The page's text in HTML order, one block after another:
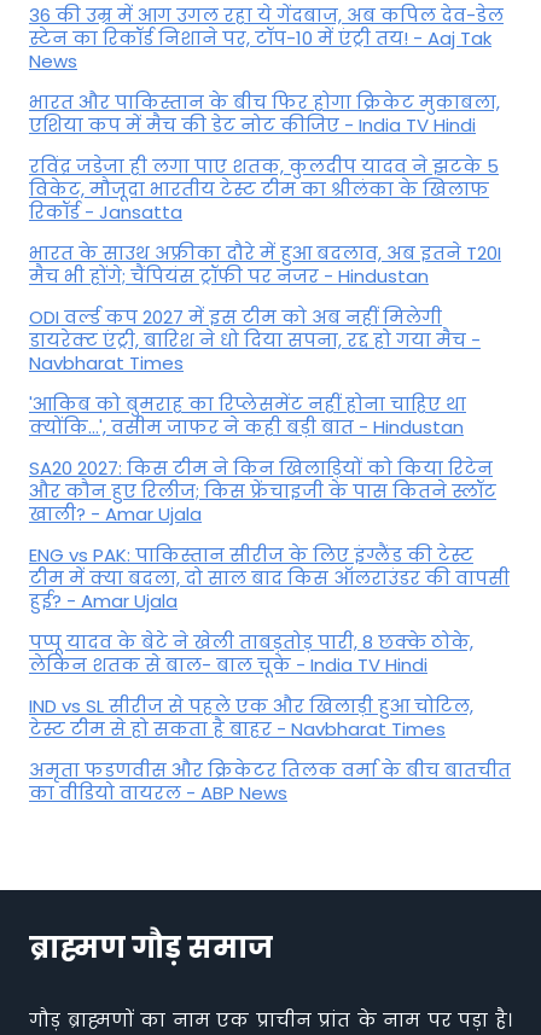
36 की उम्र में आग उगल रहा ये गेंदबाज, अब कपिल देव-डेल
स्टेन का रिकॉर्ड निशाने पर, टॉप-10 में एंट्री तय! - Aaj Tak
News
भारत और पाकिस्तान के बीच फिर होगा क्रिकेट मुकाबला,
एशिया कप में मैच की डेट नोट कीजिए - India TV Hindi
रविंद्र जडेजा ही लगा पाए शतक, कुलदीप यादव ने झटके 5
विकेट, मौजूदा भारतीय टेस्ट टीम का श्रीलंका के खिलाफ
रिकॉर्ड - Jansatta
भारत के साउथ अफ्रीका दौरे में हुआ बदलाव, अब इतने T20I
मैच भी होंगे; चैंपियंस ट्रॉफी पर नजर - Hindustan
ODI वर्ल्ड कप 2027 में इस टीम को अब नहीं मिलेगी
डायरेक्ट एंट्री, बारिश ने धो दिया सपना, रद्द हो गया मैच -
Navbharat Times
'आकिब को बुमराह का रिप्लेसमेंट नहीं होना चाहिए था
क्योंकि...', वसीम जाफर ने कही बड़ी बात - Hindustan
SA20 2027: किस टीम ने किन खिलाड़ियों को किया रिटेन
और कौन हुए रिलीज; किस फ्रेंचाइजी के पास कितने स्लॉट
खाली? - Amar Ujala
ENG vs PAK: पाकिस्तान सीरीज के लिए इंग्लैंड की टेस्ट
टीम में क्या बदला, दो साल बाद किस ऑलराउंडर की वापसी
हुई? - Amar Ujala
पप्पू यादव के बेटे ने खेली ताबड़तोड़ पारी, 8 छक्के ठोके,
लेकिन शतक से बाल- बाल चूके - India TV Hindi
IND vs SL सीरीज से पहले एक और खिलाड़ी हुआ चोटिल,
टेस्ट टीम से हो सकता है बाहर - Navbharat Times
अमृता फडणवीस और क्रिकेटर तिलक वर्मा के बीच बातचीत
का वीडियो वायरल - ABP News
ब्राह्मण गौड़ समाज
गौड़ ब्राह्मणों का नाम एक प्राचीन प्रांत के नाम पर पड़ा है।